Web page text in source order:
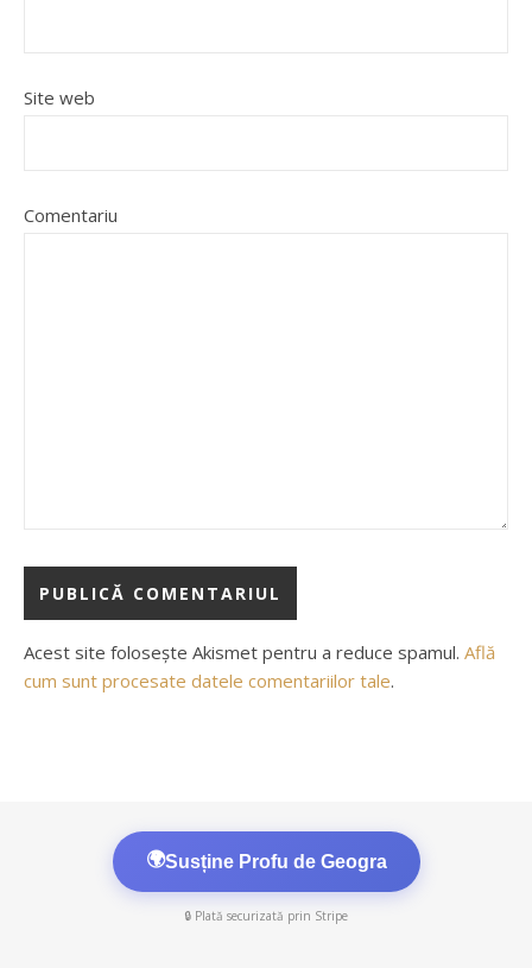
Site web
Comentariu
Acest site folosește Akismet pentru a reduce spamul. Află
cum sunt procesate datele comentariilor tale.
🌍Susține Profu de Geogra
🔒 Plată securizată prin Stripe